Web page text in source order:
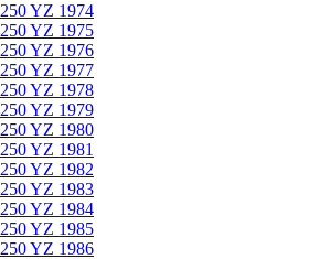
250 YZ 1974
250 YZ 1975
250 YZ 1976
250 YZ 1977
250 YZ 1978
250 YZ 1979
250 YZ 1980
250 YZ 1981
250 YZ 1982
250 YZ 1983
250 YZ 1984
250 YZ 1985
250 YZ 1986